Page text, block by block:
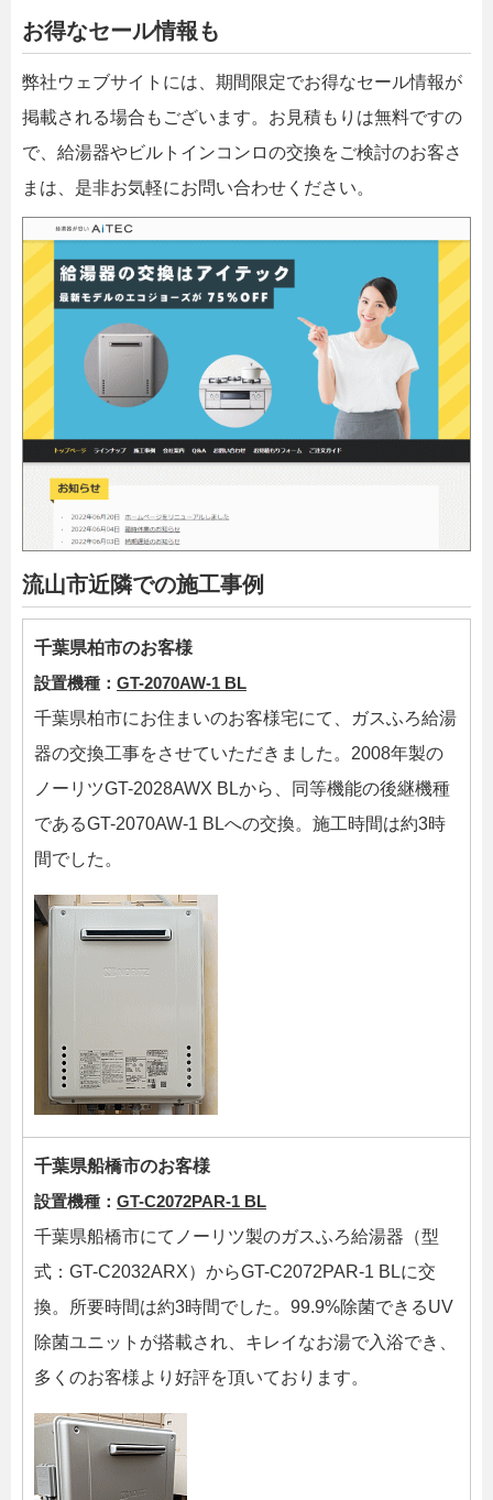
お得なセール情報も
弊社ウェブサイトには、期間限定でお得なセール情報が
掲載される場合もございます。お見積もりは無料ですの
で、給湯器やビルトインコンロの交換をご検討のお客さ
まは、是非お気軽にお問い合わせください。
流山市近隣での施工事例
千葉県柏市のお客様
設置機種： GT-2070AW-1 BL
千葉県柏市にお住まいのお客様宅にて、ガスふろ給湯
器の交換工事をさせていただきました。2008年製の
ノーリツGT-2028AWX BLから、同等機能の後継機種
であるGT-2070AW-1 BLへの交換。施工時間は約3時
間でした。
千葉県船橋市のお客様
設置機種： GT-C2072PAR-1 BL
千葉県船橋市にてノーリツ製のガスふろ給湯器（型
式：GT-C2032ARX）からGT-C2072PAR-1 BLに交
換。所要時間は約3時間でした。99.9%除菌できるUV
除菌ユニットが搭載され、キレイなお湯で入浴でき、
多くのお客様より好評を頂いております。